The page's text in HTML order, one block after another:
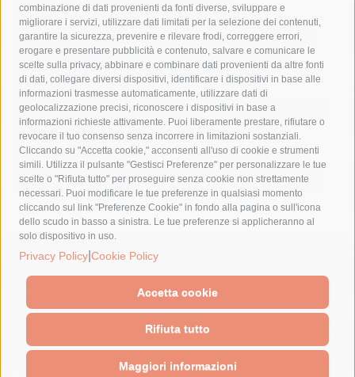
combinazione di dati provenienti da fonti diverse, sviluppare e
migliorare i servizi, utilizzare dati limitati per la selezione dei contenuti,
garantire la sicurezza, prevenire e rilevare frodi, correggere errori,
erogare e presentare pubblicità e contenuto, salvare e comunicare le
scelte sulla privacy, abbinare e combinare dati provenienti da altre fonti
di dati, collegare diversi dispositivi, identificare i dispositivi in base alle
informazioni trasmesse automaticamente, utilizzare dati di
geolocalizzazione precisi, riconoscere i dispositivi in base a
informazioni richieste attivamente. Puoi liberamente prestare, rifiutare o
revocare il tuo consenso senza incorrere in limitazioni sostanziali.
Cliccando su "Accetta cookie," acconsenti all'uso di cookie e strumenti
simili. Utilizza il pulsante "Gestisci Preferenze" per personalizzare le tue
scelte o "Rifiuta tutto" per proseguire senza cookie non strettamente
necessari. Puoi modificare le tue preferenze in qualsiasi momento
cliccando sul link "Preferenze Cookie" in fondo alla pagina o sull'icona
dello scudo in basso a sinistra. Le tue preferenze si applicheranno al
solo dispositivo in uso.
Privacy Policy Cookie Policy
Accetta cookie
Rifiuta tutto
Maggiori informazioni
costiera amalfitana
covid-19 eav
elezioni
fondazione sorrento
gori guardia costiera
incidente
lavori
lorenzo balducelli mare
massa lubrense
massimo coppola
Meta napoli
ordinanza
penisola sorrentina
piano di sorrento
polizia municipale
protezione civile
Regione Campania
sant'agnello
sindaco cuomo
sorrento studenti temporali
treni
turismo
Vico Equense villa fiorentino vincenzo de luca
© 2015 SorrentoPress. All rights reserved.
Il giornale online della Penisola Sorrentina
Cookie Policy